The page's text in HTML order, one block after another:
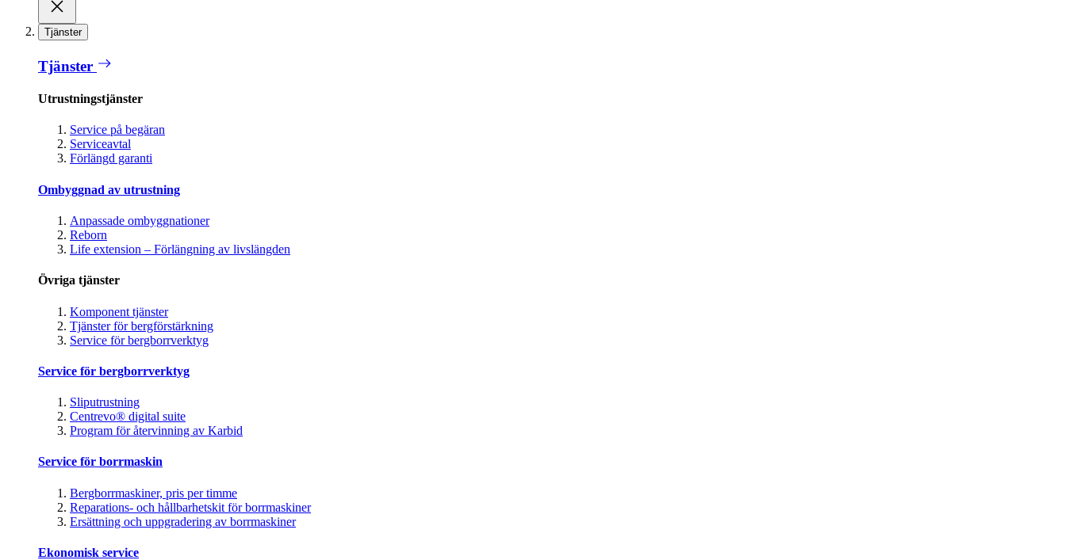
Tjänster
Tjänster
Utrustningstjänster
Service på begäran
Serviceavtal
Förlängd garanti
Ombyggnad av utrustning
Anpassade ombyggnationer
Reborn
Life extension – Förlängning av livslängden
Övriga tjänster
Komponent tjänster
Tjänster för bergförstärkning
Service för bergborrverktyg
Service för bergborrverktyg
Sliputrustning
Centrevo® digital suite
Program för återvinning av Karbid
Service för borrmaskin
Bergborrmaskiner, pris per timme
Reparations- och hållbarhetskit för borrmaskiner
Ersättning och uppgradering av borrmaskiner
Ekonomisk service